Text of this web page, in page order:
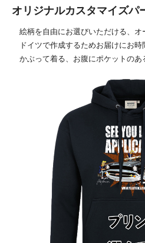
オリジナルカスタマイズ
絵柄を自由にお選びいただける、オ
ドイツで作成するためお届けにお時
かぶって着る、お腹にポケットのあ